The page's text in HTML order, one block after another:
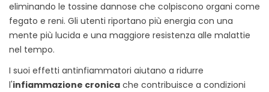
eliminando le tossine dannose che colpiscono organi come
fegato e reni. Gli utenti riportano più energia con una
mente più lucida e una maggiore resistenza alle malattie
nel tempo.
I suoi effetti antinfiammatori aiutano a ridurre
l'infiammazione cronica che contribuisce a condizioni